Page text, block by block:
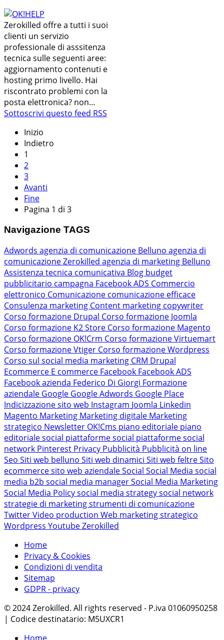
Zerokilled offre a tutti i suoi
clienti un servizio
professionale di asssitenza
tecnica sulle seguenti aree:
aggiornamento contenuti e
hosting primo livello. Hai
riscontrato problemi con la
posta elettronica? non…
Sottoscrivi questo feed RSS
Inizio
Indietro
1
2
3
Avanti
Fine
Pagina 1 di 3
Navigazione TAGS
Adwords agenzia di comunicazione Belluno agenzia di
comunicazione Zerokilled agenzia di marketing Belluno
Assistenza tecnica comunicativa Blog budget
pubblicitario campagna Facebook ADS Commercio
elettronico Comunicazione comunicazione efficace
Consulenza marketing Content marketing copywriter
Corso formazione Drupal Corso formazione Joomla
Corso formazione K2 Store Corso formazione Magento
Corso formazione OK!Crm Corso formazione Virtuemart
Corso formazione Vtiger Corso formazione Wordpress
Corso sul social media marketing CRM Drupal
Ecommerce E commerce Facebook Facebook ADS
Facebook azienda Federico Di Giorgi Formazione
aziendale Google Google Adwords Google Place
Indicizzazione sito web Instagram Joomla Linkedin
Magento Marketing Marketing digitale Marketing
strategico Newsletter OK!Cms piano editoriale piano
editoriale social piattaforme social piattaforme social
network Pinterest Privacy Pubblicità Pubblicità on line
Seo Siti web belluno Siti web dinamici Siti web feltreSito
ecommercesito web aziendaleSocial Social Media social
media b2b social media managerSocial Media Marketing
Social Media Policysocial media strategysocial network
strategie di marketingstrumenti di comunicazione
TwitterVideo production Web marketing strategico
Wordpress YoutubeZerokilled
Home
Privacy & Cookies
Condizioni di vendita
Sitemap
GDPR - privacy
© 2024 Zerokilled. All rights reserved - P.iva 01060950258
| Codice destinatario: M5UXCR1
Home